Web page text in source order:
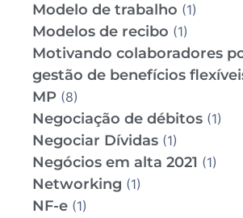
Modelo de trabalho (1)
Modelos de recibo (1)
Motivando colaboradores
gestão de benefícios
MP (8)
Negociação de débitos (1)
Negociar Dívidas (1)
Negócios em alta 2021 (1)
Networking (1)
NF-e (1)